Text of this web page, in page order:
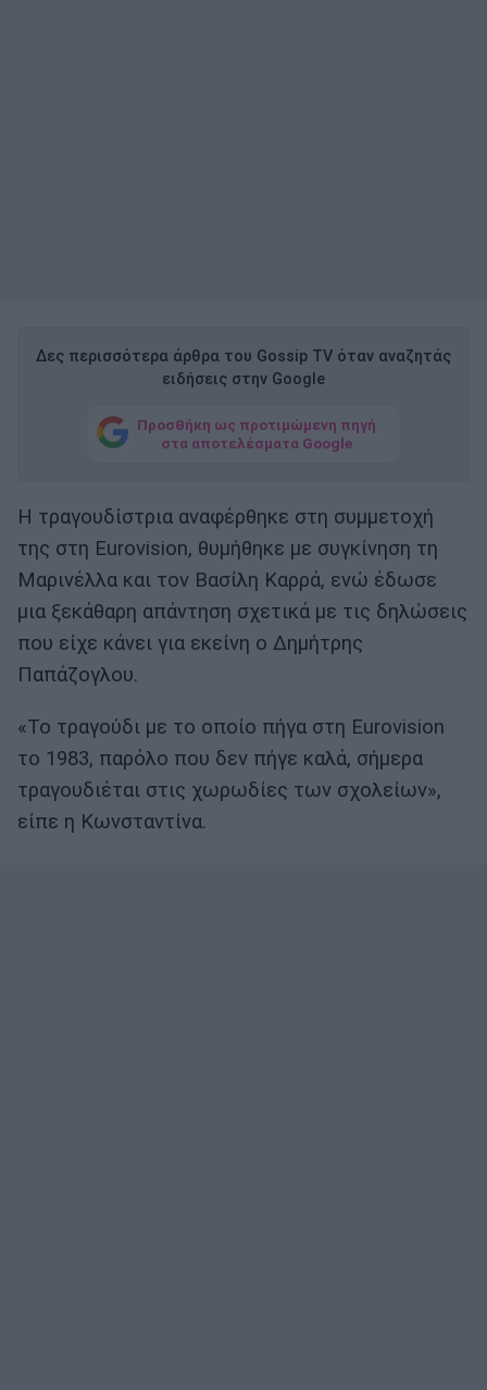
Δες περισσότερα άρθρα του Gossip TV όταν αναζητάς
ειδήσεις στην Google
Προσθήκη ως προτιμώμενη πηγή
στα αποτελέσματα Google
Η τραγουδίστρια αναφέρθηκε στη συμμετοχή
της στη Eurovision, θυμήθηκε με συγκίνηση τη
Μαρινέλλα και τον Βασίλη Καρρά, ενώ έδωσε
μια ξεκάθαρη απάντηση σχετικά με τις δηλώσεις
που είχε κάνει για εκείνη ο Δημήτρης
Παπάζογλου.
«Το τραγούδι με το οποίο πήγα στη Eurovision
το 1983, παρόλο που δεν πήγε καλά, σήμερα
τραγουδιέται στις χωρωδίες των σχολείων»,
είπε η Κωνσταντίνα.